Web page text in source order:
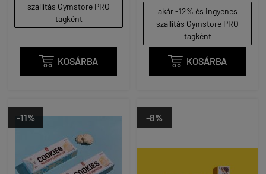
szállítás Gymstore PRO
tagként
 KOSÁRBA
akár -12% és ingyenes
szállítás Gymstore PRO
tagként
 KOSÁRBA
-11% -8%